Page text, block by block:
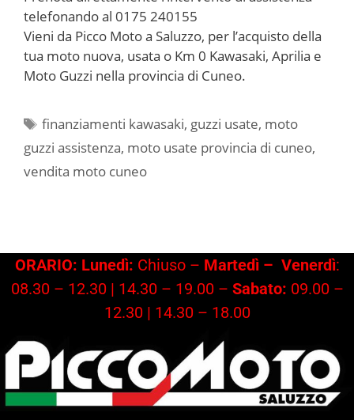
telefonando al 0175 240155
Vieni da Picco Moto a Saluzzo, per l’acquisto della
tua moto nuova, usata o Km 0 Kawasaki, Aprilia e
Moto Guzzi nella provincia di Cuneo.
Tag
finanziamenti kawasaki, guzzi usate, moto
guzzi assistenza, moto usate provincia di cuneo,
vendita moto cuneo
ORARIO: Lunedì: Chiuso – Martedì – Venerdì:
08.30 – 12.30 | 14.30 – 19.00 – Sabato: 09.00 –
12.30 | 14.30 – 18.00